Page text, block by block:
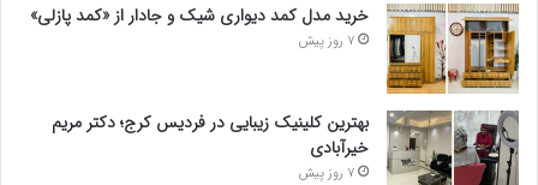
خرید مدل کمد دیواری شیک و جادار از «کمد پازلی»
7 روز پیش
بهترین کلینیک زیبایی در فردیس کرج؛ دکتر مریم
خیرآبادی
7 روز پیش